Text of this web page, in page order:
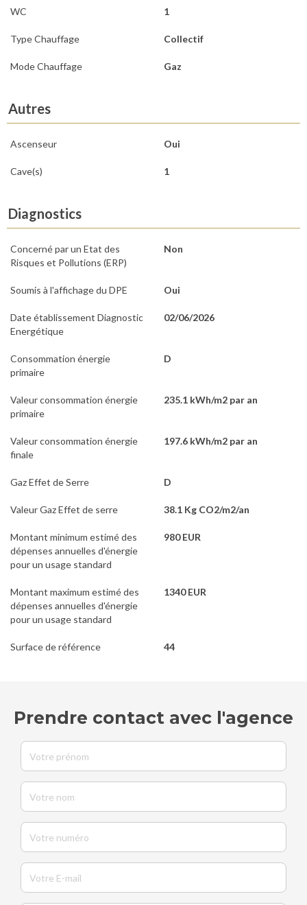
WC 1
Type Chauffage Collectif
Mode Chauffage Gaz
Autres
Ascenseur Oui
Cave(s) 1
Diagnostics
Concerné par un Etat des
Risques et Pollutions (ERP)
Non
Soumis à l'affichage du DPE Oui
Date établissement Diagnostic
Energétique
02/06/2026
Consommation énergie
primaire
D
Valeur consommation énergie
primaire
235.1 kWh/m2 par an
Valeur consommation énergie
finale
197.6 kWh/m2 par an
Gaz Effet de Serre D
Valeur Gaz Effet de serre 38.1 Kg CO2/m2/an
Montant minimum estimé des
dépenses annuelles d'énergie
pour un usage standard
980 EUR
Montant maximum estimé des
dépenses annuelles d'énergie
pour un usage standard
1340 EUR
Surface de référence 44
Prendre contact avec l'agence